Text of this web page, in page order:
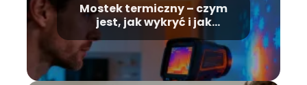
Mostek termiczny – czym
jest, jak wykryć i jak
wyeliminować?